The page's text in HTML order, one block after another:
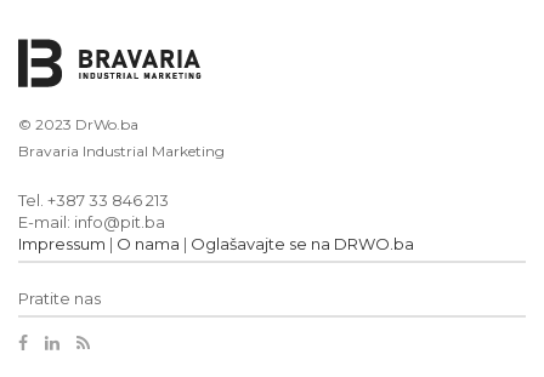
© 2023 DrWo.ba
Bravaria Industrial Marketing
Tel. +387 33 846 213
E-mail: info@pit.ba
Impressum | O nama | Oglašavajte se na DRWO.ba
Pratite nas